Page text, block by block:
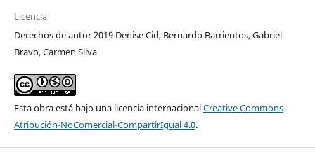
Licencia
Derechos de autor 2019 Denise Cid, Bernardo Barrientos, Gabriel
Bravo, Carmen Silva
Esta obra está bajo una licencia internacionalCreative Commons
Atribución-NoComercial-CompartirIgual 4.0.